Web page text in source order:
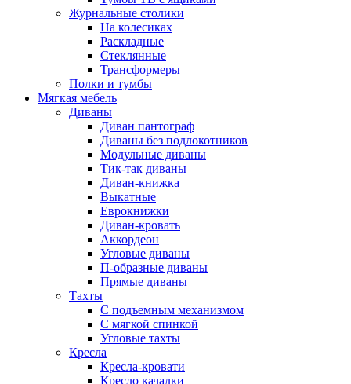
Журнальные столики
На колесиках
Раскладные
Стеклянные
Трансформеры
Полки и тумбы
Мягкая мебель
Диваны
Диван пантограф
Диваны без подлокотников
Модульные диваны
Тик-так диваны
Диван-книжка
Выкатные
Еврокнижки
Диван-кровать
Аккордеон
Угловые диваны
П-образные диваны
Прямые диваны
Тахты
С подъемным механизмом
С мягкой спинкой
Угловые тахты
Кресла
Кресла-кровати
Кресло качалки